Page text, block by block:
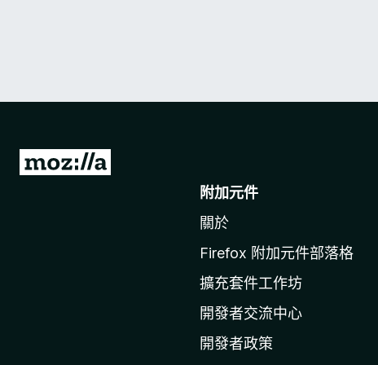
前
附加元件
關於
Firefox 附加元件部落格
擴充套件工作坊
開發者交流中心
開發者政策